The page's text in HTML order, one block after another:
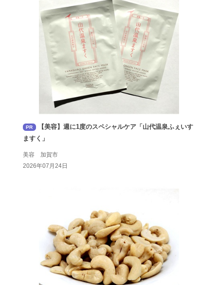
PR
【美容】週に1度のスペシャルケア「山代温泉ふぇいす
ますく」
美容 加賀市
2026年07月24日